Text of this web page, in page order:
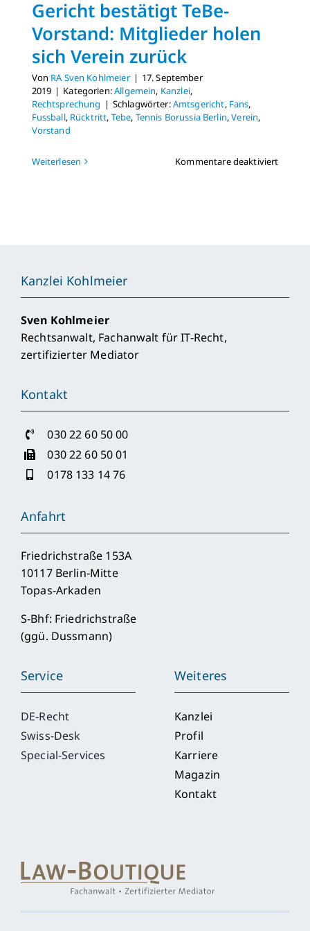
Gericht bestätigt TeBe-
Vorstand: Mitglieder holen
sich Verein zurück
Von RA Sven Kohlmeier | 17. September
2019 | Kategorien:Allgemein, Kanzlei,
Rechtsprechung | Schlagwörter:Amtsgericht, Fans,
Fussball, Rücktritt, Tebe, Tennis Borussia Berlin,Verein,
Vorstand
Weiterlesen Kommentare deaktiviertfür
Kanzlei Kohlmeier
Sven Kohlmeier
Rechtsanwalt, Fachanwalt für IT-Recht,
zertifizierter Mediator
Kontakt
030 22 60 50 00
030 22 60 50 01
0178 133 14 76
Anfahrt
Friedrichstraße 153A
10117 Berlin-Mitte
Topas-Arkaden
S-Bhf: Friedrichstraße
(ggü. Dussmann)
Service
DE-Recht
Swiss-Desk
Special-Services
Weiteres
Kanzlei
Profil
Karriere
Magazin
Kontakt